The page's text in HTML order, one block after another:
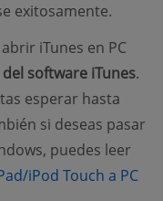
exitosamente.
iTunes en PC
software iTunes.
esperar hasta
si deseas pasar
puedes leer
iPod Touch a PC